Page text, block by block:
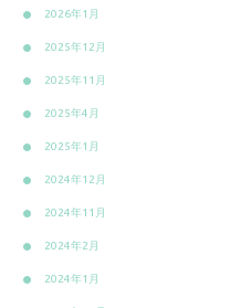
2026年1月
2025年12月
2025年11月
2025年4月
2025年1月
2024年12月
2024年11月
2024年2月
2024年1月